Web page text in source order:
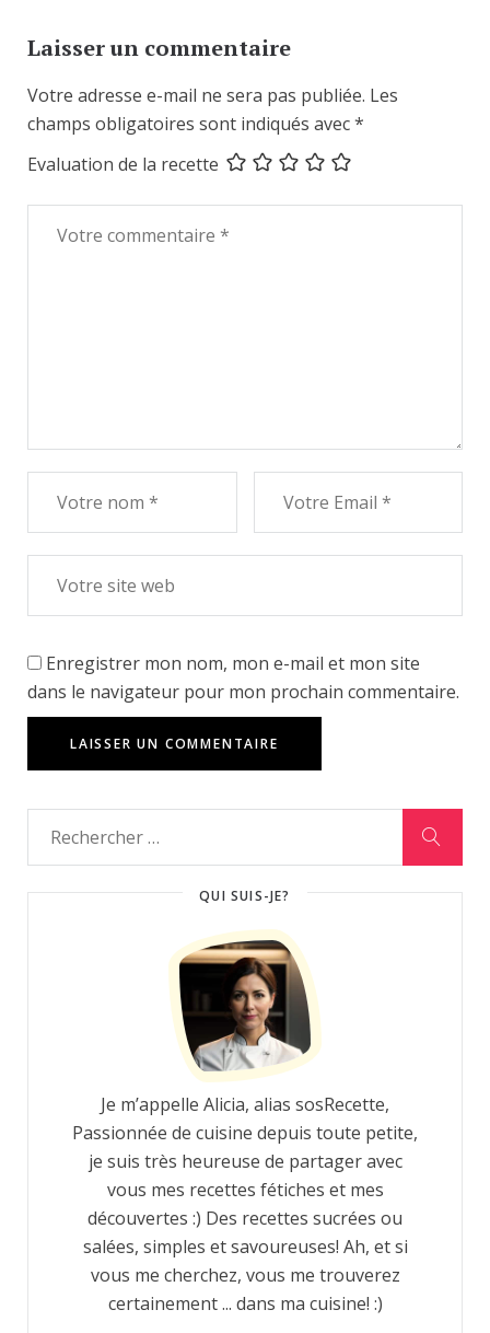
Laisser un commentaire
Votre adresse e-mail ne sera pas publiée. Les
champs obligatoires sont indiqués avec*
Evaluation de la recette
Enregistrer mon nom, mon e-mail et mon site
dans le navigateur pour mon prochain commentaire.
QUI SUIS-JE?
Je m’appelle Alicia, alias sosRecette,
Passionnée de cuisine depuis toute petite,
je suis très heureuse de partager avec
vous mes recettes fétiches et mes
découvertes :) Des recettes sucrées ou
salées, simples et savoureuses! Ah, et si
vous me cherchez, vous me trouverez
certainement ... dans ma cuisine! :)